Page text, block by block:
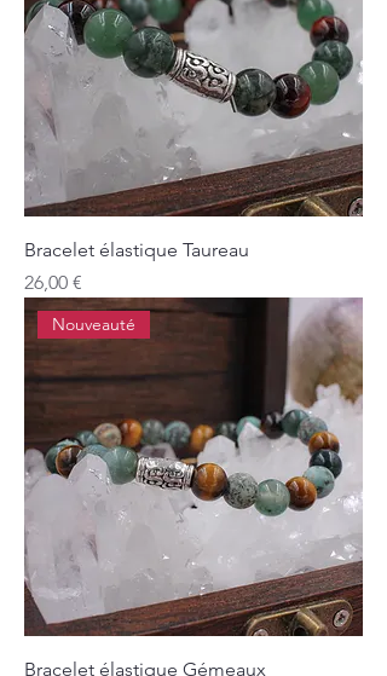
Bracelet élastique Taureau
Prix
26,00 €
Nouveauté
Bracelet élastique Gémeaux